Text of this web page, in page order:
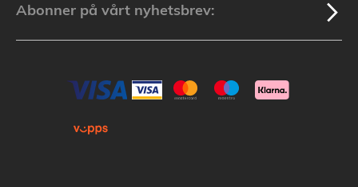
Abonner på vårt nyhetsbrev: